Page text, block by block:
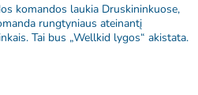
komandos laukia Druskininkuose,
rungtyniaus ateinantį
Tai bus „Wellkid lygos“ akistata.